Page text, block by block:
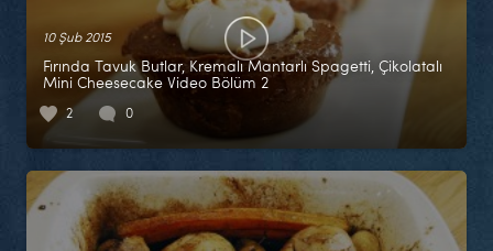
10 Şub 2015
Fırında Tavuk Butlar, Kremalı Mantarlı Spagetti, Çikolatalı
Mini Cheesecake Video Bölüm 2
2 0